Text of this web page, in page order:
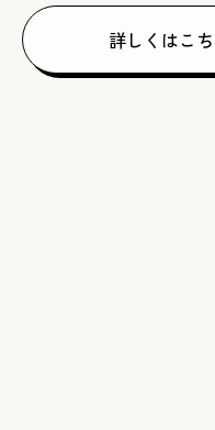
詳しくはこ